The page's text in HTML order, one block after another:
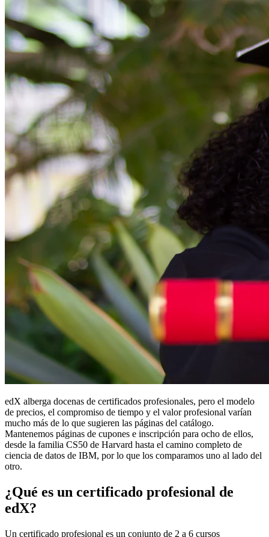
edX alberga docenas de certificados profesionales, pero el modelo
de precios, el compromiso de tiempo y el valor profesional varían
mucho más de lo que sugieren las páginas del catálogo.
Mantenemos páginas de cupones e inscripción para ocho de ellos,
desde la familia CS50 de Harvard hasta el camino completo de
ciencia de datos de IBM, por lo que los comparamos uno al lado del
otro.
¿Qué es un certificado profesional de
edX?
Un certificado profesional es un conjunto de 2 a 6 cursos